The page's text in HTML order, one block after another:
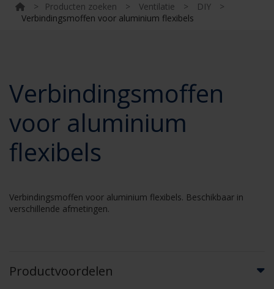
> Producten zoeken > Ventilatie > DIY
>
Verbindingsmoffen voor aluminium flexibels
Verbindingsmoffen
voor aluminium
flexibels
Verbindingsmoffen voor aluminium flexibels. Beschikbaar in
verschillende afmetingen.
Productvoordelen